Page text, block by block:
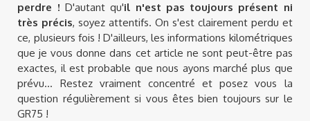
perdre ! D'autant qu'il n'est pas toujours présent ni
très précis, soyez attentifs. On s'est clairement perdu et
ce, plusieurs fois ! D'ailleurs, les informations kilométriques
que je vous donne dans cet article ne sont peut-être pas
exactes, il est probable que nous ayons marché plus que
prévu... Restez vraiment concentré et posez vous la
question régulièrement si vous êtes bien toujours sur le
GR75 !